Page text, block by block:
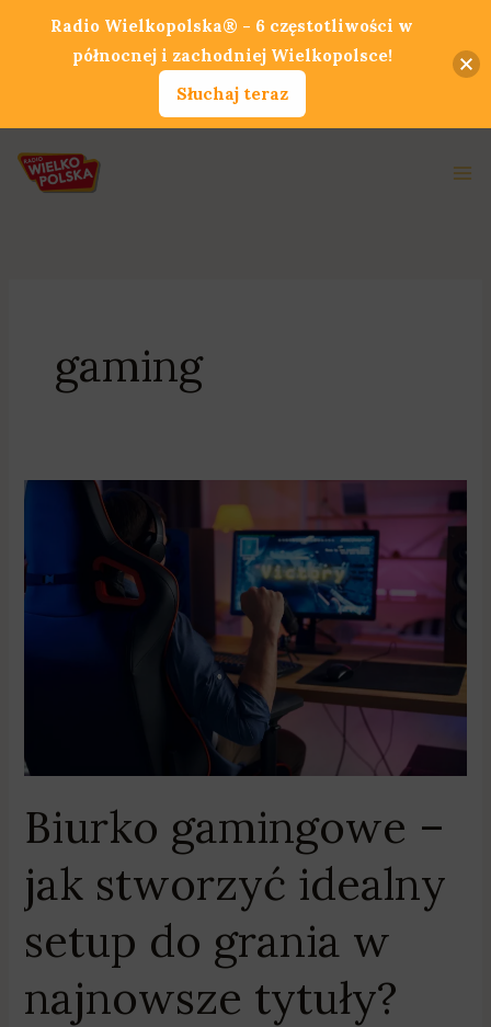
gaming
Biurko gamingowe –
jak stworzyć idealny
setup do grania w
najnowsze tytuły?
Biurko
gamingowe
–
jak
najnowsze
tytuły?
Radio Wielkopolska® - 6 częstotliwości w
północnej i zachodniej Wielkopolsce!
Słuchaj teraz